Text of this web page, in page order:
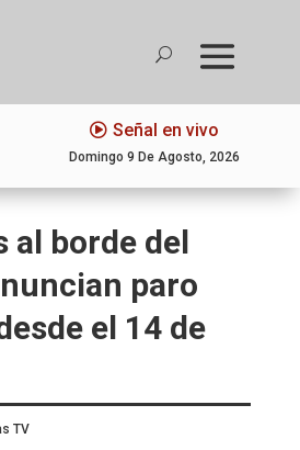
Señal en vivo
Domingo 9 De Agosto, 2026
al borde del
paro
el 14 de
TV